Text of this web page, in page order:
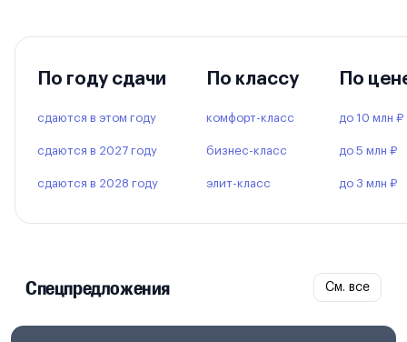
По году сдачи
сдаются в этом году
сдаются в 2027 году
сдаются в 2028 году
По классу
комфорт-класс
бизнес-класс
элит-класс
По
до 10 млн ₽
до 5 млн ₽
до 3 млн ₽
Спецпредложения См. все